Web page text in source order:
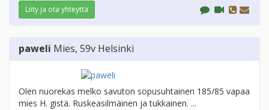
Liity ja ota yhteyttä
paweli Mies, 59v Helsinki
Olen nuorekas melko savuton sopusuhtainen 185/85 vapaa
mies H. gistä. Ruskeasilmäinen ja tukkainen. ...